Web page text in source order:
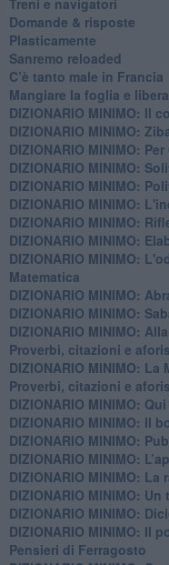
​Domande & risposte
​Plasticamente
Sanremo reloaded
C’è tanto male in Francia
​Mangiare la foglia e
DIZIONARIO MINIMO: Il
DIZIONARIO MINIMO:
DIZIONARIO MINIMO:
DIZIONARIO MINIMO:
DIZIONARIO MINIMO:
DIZIONARIO MINIMO:
DIZIONARIO MINIMO:
DIZIONARIO MINIMO:
DIZIONARIO MINIMO:
​Matematica
DIZIONARIO MINIMO:
DIZIONARIO MINIMO:
​DIZIONARIO MINIMO:
Proverbi, citazioni e
DIZIONARIO MINIMO: La
​Proverbi, citazioni e
DIZIONARIO MINIMO:
DIZIONARIO MINIMO: ​Il
DIZIONARIO MINIMO:
DIZIONARIO MINIMO:
DIZIONARIO MINIMO: La
DIZIONARIO MINIMO:
DIZIONARIO MINIMO:
DIZIONARIO MINIMO: Il
Pensieri di Ferragosto